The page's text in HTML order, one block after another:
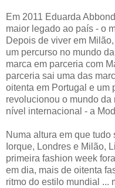
Em 2011 Eduarda
maior legado ao país - o
Depois de viver em
um percurso no mundo
marca em parceria com
parceria sai uma das
oitenta em Portugal e um
revolucionou o mundo
nível internacional - a
Numa altura em que
Iorque, Londres e Milão,
primeira fashion week
em dia, mais de oitenta
ritmo do estilo mundial ...